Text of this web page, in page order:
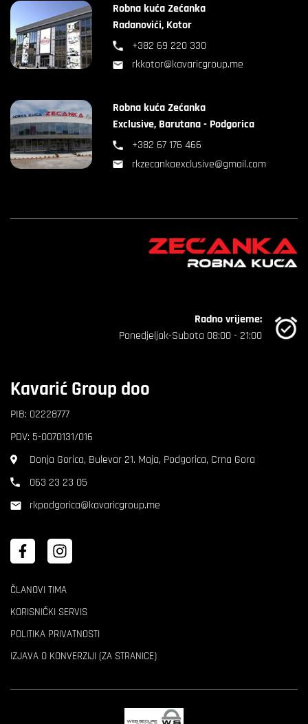
Robna kuća Zećanka
Radanovići, Kotor
+382 69 220 330
rkkotor@kavaricgroup.me
Robna kuća Zećanka
Exclusive, Barutana - Podgorica
+382 67 176 466
rkzecankaexclusive@gmail.com
Kavarić Group doo
PIB: 02228777
PDV: 5-0070131/016
Donja Gorica, Bulevar 21. Maja, Podgorica, Crna Gora
063 23 23 05
rkpodgorica@kavaricgroup.me
Radno vrijeme:
Ponedjeljak-Subota 08:00 - 21:00
ČLANOVI TIMA
KORISNIČKI SERVIS
POLITIKA PRIVATNOSTI
IZJAVA O KONVERZIJI (ZA STRANICE)